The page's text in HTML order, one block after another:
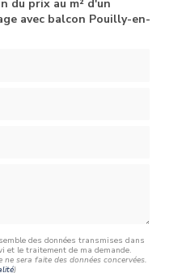
du prix au m² d'un
avec balcon Pouilly-en-
des données transmises dans
et le traitement de ma demande.
sera faite des données concervées.
)